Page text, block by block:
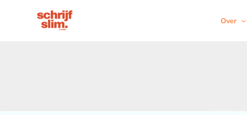
Over